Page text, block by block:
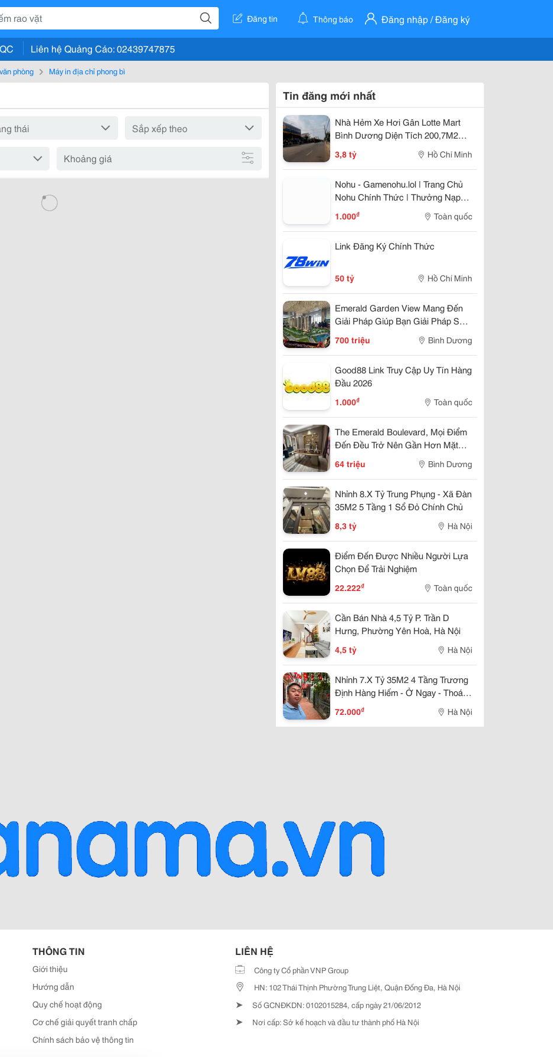
Đăng tin Thông báo Đăng nhập / Đăng ký
Liên hệ Quảng Cáo: 02439747875
phòng Máy in địa chỉ phong bì
Khoảng giá
Tin đăng mới nhất
Nhà Hẻm Xe Hơi Gân Lotte Mart
Bình Dương Diện Tích 200,7M2
3,8 tỷ Hồ Chí Minh
Nohu - Gamenohu.lol | Trang Chủ
Nohu Chính Thức | Thưởng Nạp
1.000₫ Toàn quốc
Link Đăng Ký Chính Thức
50 tỷ Hồ Chí Minh
Emerald Garden View Mang Đến
Giải Pháp Giúp Bạn Giải Pháp Sở
700 triệu Bình Dương
Good88 Link Truy Cập Uy Tín Hàng
Đầu 2026
1.000₫ Toàn quốc
The Emerald Boulevard, Mọi Điểm
Đến Đều Trở Nên Gần Hơn Mặt
64 triệu Bình Dương
Nhỉnh 8.X Tỷ Trung Phụng - Xã Đàn
35M2 5 Tầng 1 Sổ Đỏ Chính Chủ
8,3 tỷ Hà Nội
Điểm Đến Được Nhiều Người Lựa
Chọn Để Trải Nghiệm
22.222₫ Toàn quốc
Cần Bán Nhà 4,5 Tỷ P. Trần D
Hưng, Phường Yên Hoà, Hà Nội
4,5 tỷ Hà Nội
Nhỉnh 7.X Tỷ 35M2 4 Tầng Trương
Định Hàng Hiếm - Ở Ngay - Thoáng
Trước Sau. Sổ Đỏ Cất Két
72.000₫ Hà Nội
THÔNG TIN
Giới thiệu
Hướng dẫn
Quy chế hoạt động
Cơ chế giải quyết tranh chấp
Chính sách bảo vệ thông tin
LIÊN HỆ
Công ty Cổ phần VNP Group
HN: 102 Thái Thịnh Phường Trung Liệt, Quận Đống Đa, Hà Nội
➤ Số GCNĐKDN: 0102015284, cấp ngày 21/06/2012
➤ Nơi cấp: Sở kế hoạch và đầu tư thành phố Hà Nội